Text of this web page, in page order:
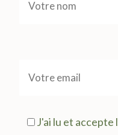
J'ai lu et